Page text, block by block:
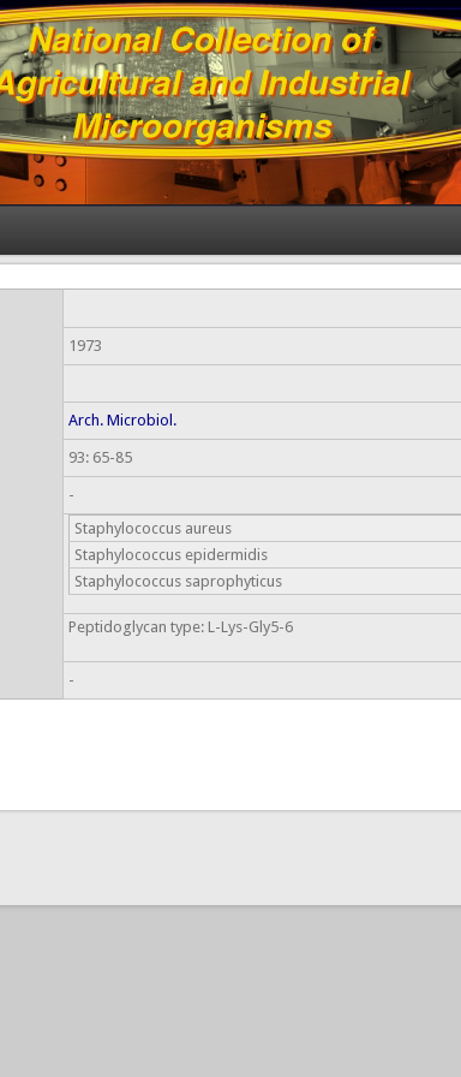
1973
Arch. Microbiol.
93: 65-85
-
Staphylococcus aureus
Staphylococcus epidermidis
Staphylococcus saprophyticus
Peptidoglycan type: L-Lys-Gly5-6
-